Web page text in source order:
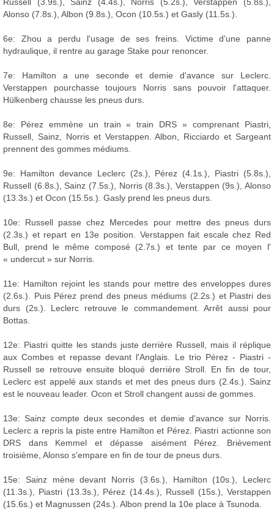
Russell (3.9s.), Sainz (4.4s.), Norris (5.2s.), Verstappen (5.8s.),
Alonso (7.8s.), Albon (9.8s.), Ocon (10.5s.) et Gasly (11.5s.).
6e: Zhou a perdu l'usage de ses freins. Victime d'une panne
hydraulique, il rentre au garage Stake pour renoncer.
7e: Hamilton a une seconde et demie d'avance sur Leclerc.
Verstappen pourchasse toujours Norris sans pouvoir l'attaquer.
Hülkenberg chausse les pneus durs.
8e: Pérez emmène un train « train DRS » comprenant Piastri,
Russell, Sainz, Norris et Verstappen. Albon, Ricciardo et Sargeant
prennent des gommes médiums.
9e: Hamilton devance Leclerc (2s.), Pérez (4.1s.), Piastri (5.8s.),
Russell (6.8s.), Sainz (7.5s.), Norris (8.3s.), Verstappen (9s.), Alonso
(13.3s.) et Ocon (15.5s.). Gasly prend les pneus durs.
10e: Russell passe chez Mercedes pour mettre des pneus durs
(2.3s.) et repart en 13e position. Verstappen fait escale chez Red
Bull, prend le même composé (2.7s.) et tente par ce moyen l'
« undercut » sur Norris.
11e: Hamilton rejoint les stands pour mettre des enveloppes dures
(2.6s.). Puis Pérez prend des pneus médiums (2.2s.) et Piastri des
durs (2s.). Leclerc retrouve le commandement. Arrêt aussi pour
Bottas.
12e: Piastri quitte les stands juste derrière Russell, mais il réplique
aux Combes et repasse devant l'Anglais. Le trio Pérez - Piastri -
Russell se retrouve ensuite bloqué derrière Stroll. En fin de tour,
Leclerc est appelé aux stands et met des pneus durs (2.4s.). Sainz
est le nouveau leader. Ocon et Stroll changent aussi de gommes.
13e: Sainz compte deux secondes et demie d'avance sur Norris.
Leclerc a repris la piste entre Hamilton et Pérez. Piastri actionne son
DRS dans Kemmel et dépasse aisément Pérez. Brièvement
troisième, Alonso s'empare en fin de tour de pneus durs.
15e: Sainz mène devant Norris (3.6s.), Hamilton (10s.), Leclerc
(11.3s.), Piastri (13.3s.), Pérez (14.4s.), Russell (15s.), Verstappen
(15.6s.) et Magnussen (24s.). Albon prend la 10e place à Tsunoda.